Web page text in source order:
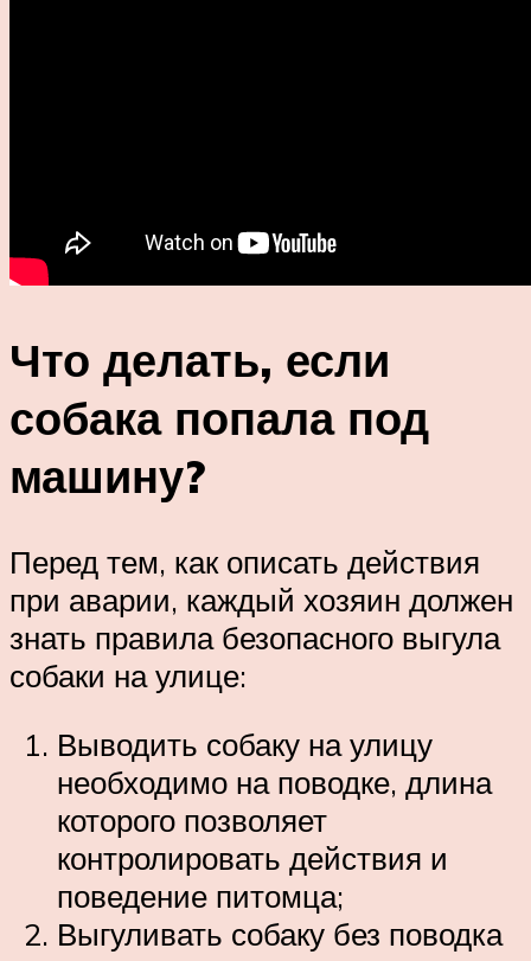
Что делать, если
собака попала под
машину?
Перед тем, как описать действия
при аварии, каждый хозяин должен
знать правила безопасного выгула
собаки на улице:
Выводить собаку на улицу
необходимо на поводке, длина
которого позволяет
контролировать действия и
поведение питомца;
Выгуливать собаку без поводка